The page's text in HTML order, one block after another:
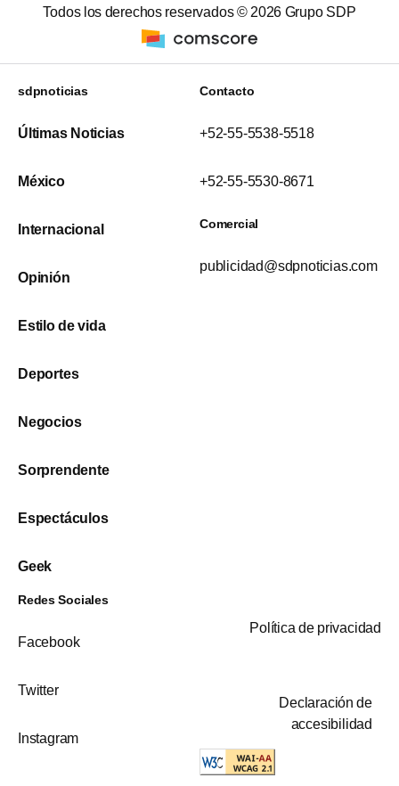
Todos los derechos reservados © 2026 Grupo SDP
sdpnoticias
Últimas Noticias
México
Internacional
Opinión
Estilo de vida
Deportes
Negocios
Sorprendente
Espectáculos
Geek
Contacto
+52-55-5538-5518
+52-55-5530-8671
Comercial
publicidad@sdpnoticias.com
Redes Sociales
Facebook
Twitter
Instagram
Política de privacidad
Declaración de
accesibilidad